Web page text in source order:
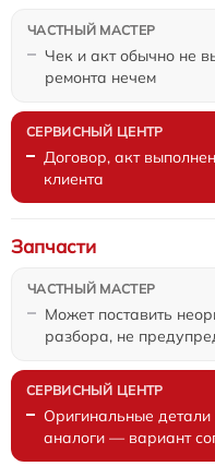
Чек и акт обычно не
ремонта нечем
Договор, акт
клиента
Может поставить
разбора, не
Запчасти
Оригинальные
аналоги — вариант